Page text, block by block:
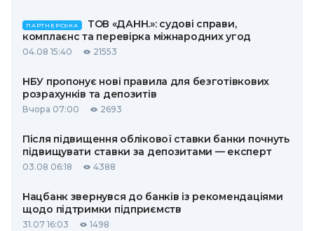
ПАРТНЕРСЬКА
ТОВ «ДАНН.»: судові справи,
комплаєнс та перевірка міжнародних угод
04.08 15:40 21553
НБУ пропонує нові правила для безготівкових
розрахунків та депозитів
Вчора 07:00 2693
Після підвищення облікової ставки банки почнуть
підвищувати ставки за депозитами — експерт
03.08 06:18 4388
Нацбанк звернувся до банків із рекомендаціями
щодо підтримки підприємств
31.07 16:03 1498